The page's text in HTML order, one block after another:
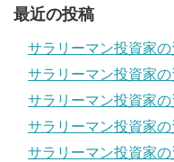
最近の投稿
サラリーマン投資家
サラリーマン投資家
サラリーマン投資家
サラリーマン投資家
サラリーマン投資家